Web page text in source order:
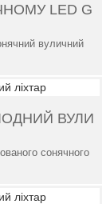
LED G
вуличний
ВУЛИ
сонячного